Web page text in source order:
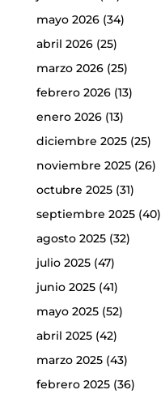
mayo 2026(34)
abril 2026(25)
marzo 2026(25)
febrero 2026(13)
enero 2026(13)
diciembre 2025(25)
noviembre 2025(26)
octubre 2025(31)
septiembre 2025(40)
agosto 2025(32)
julio 2025(47)
junio 2025(41)
mayo 2025(52)
abril 2025(42)
marzo 2025(43)
febrero 2025(36)